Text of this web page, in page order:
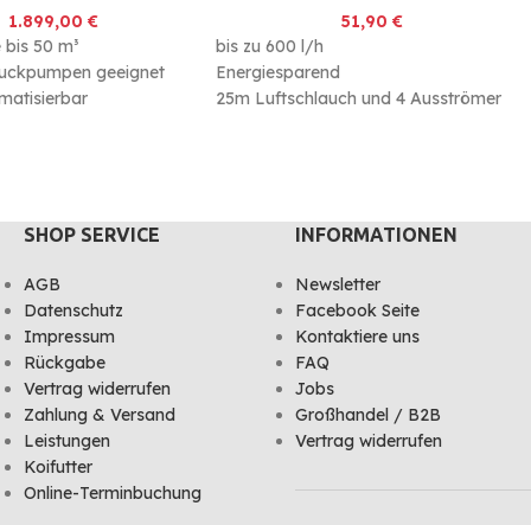
1.899,00 €
50 m³
geeignet
51,90 €
bis zu 600 l/h
Energiesparend
25m Luftschlauch und 4 Ausströmer
SHOP SERVICE
AGB
Datenschutz
Impressum
Rückgabe
Vertrag widerrufen
Zahlung & Versand
Leistungen
Koifutter
Online-Terminbuchung
INFORMATIONEN
Newsletter
Facebook Seite
Kontaktiere uns
FAQ
Jobs
Großhandel / B2B
Vertrag widerrufen